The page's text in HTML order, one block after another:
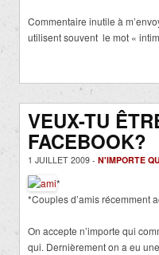
Commentaire inutile à
utilisent souvent le mot «
VEUX-TU
FACEBOOK?
1 JUILLET 2009 - N'IMPORTE
*
*Couples d’amis récemment
On accepte n’importe qui
qui. Dernièrement on a eu